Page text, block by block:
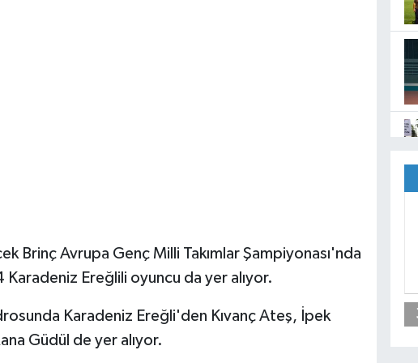
Brinç Avrupa Genç Milli Takımlar Şampiyonası'nda
Karadeniz Ereğlili oyuncu da yer alıyor.
Karadeniz Ereğli'den Kıvanç Ateş, İpek
Güdül de yer alıyor.